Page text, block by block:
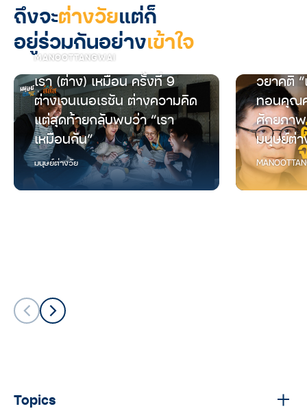
ถึงจะต่างวัยแต่ก็
อยู่ร่วมกันอย่างเข้าใจ
MANOOTTANGWAI
เรา (ต่าง) เหมือน ครั้งที่ 9
ต่างเจนเนอเรชัน ต่างความคิด
แต่สุดท้ายกลับพบว่า “เรา
เหมือนกัน”
มนุษย์ต่างวัย
วยาคติ
ทอนคุณ
ศักยภา
มนุษย์ต่า
Topics